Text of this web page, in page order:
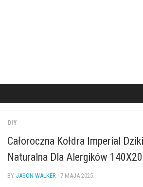
DIY
Całoroczna Kołdra Imperial
Naturalna Dla Alergików
BY JASON WALKER · 7 MAJA 2025